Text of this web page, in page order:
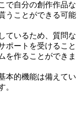
で自分の創作作品な
うことができる可能
ているため、質問な
ポートを受けること
を作ることができま
本的機能は備えてい
。